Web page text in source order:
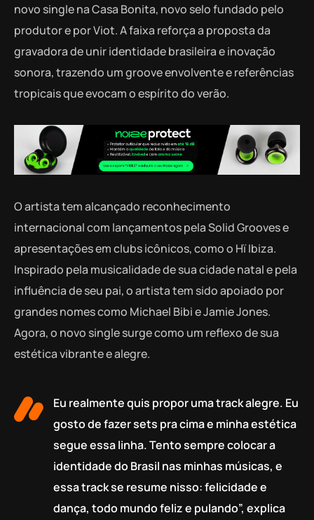
novo single na Casa Bonita, novo selo fundado pelo
produtor e por Viot. A faixa reforça a proposta da
gravadora de unir identidade brasileira e inovação
sonora, trazendo um groove envolvente e referências
tropicais que evocam o espírito do verão.
O artista tem alcançado reconhecimento
internacional com lançamentos pela Solid Grooves e
apresentações em clubs icônicos, como o Hï Ibiza.
Inspirado pela musicalidade de sua cidade natal e pela
influência de seu pai, o artista tem sido apoiado por
grandes nomes como Michael Bibi e Jamie Jones.
Agora, o novo single surge como um reflexo de sua
estética vibrante e alegre.
Eu realmente quis propor uma track alegre. Eu
gosto de fazer sets pra cima e minha estética
segue essa linha. Tento sempre colocar a
identidade do Brasil nas minhas músicas, e
essa track se resume nisso: felicidade e
dança, todo mundo feliz e pulando”, explica